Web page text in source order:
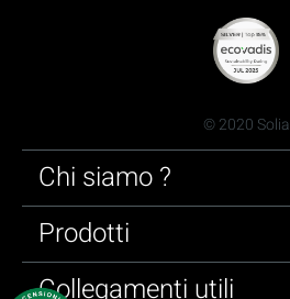
© 2020 Solia
Chi siamo ?
Prodotti
Collegamenti utili